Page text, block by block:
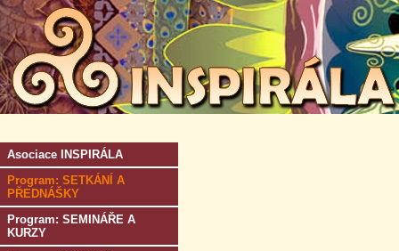
Asociace INSPIRÁLA
Program: SETKÁNÍ A
PŘEDNÁŠKY
Program: SEMINÁŘE A
KURZY